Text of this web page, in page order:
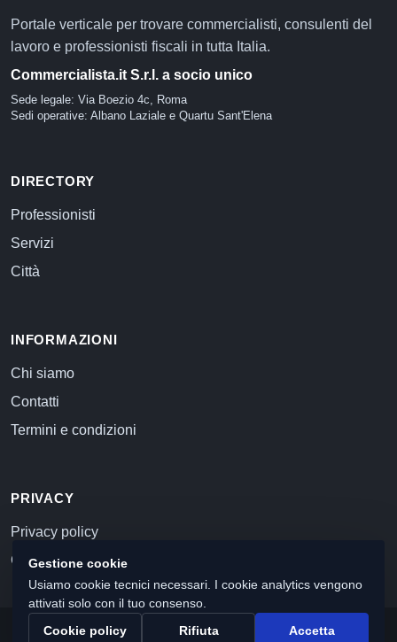
Portale verticale per trovare commercialisti, consulenti del
lavoro e professionisti fiscali in tutta Italia.
Commercialista.it S.r.l. a socio unico
Sede legale: Via Boezio 4c, Roma
Sedi operative: Albano Laziale e Quartu Sant'Elena
DIRECTORY
Professionisti
Servizi
Città
INFORMAZIONI
Chi siamo
Contatti
Termini e condizioni
PRIVACY
Privacy policy
Cookie policy
© 2026 Commercialista.com C.F. e P.IVA 12059071006
Gestione cookie
Usiamo cookie tecnici necessari. I cookie analytics vengono
attivati solo con il tuo consenso.
Cookie policy
Rifiuta Accetta